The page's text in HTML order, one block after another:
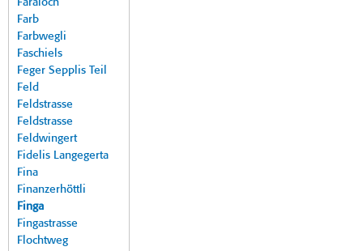
Faraloch
Farb
Farbwegli
Faschiels
Feger Sepplis Teil
Feld
Feldstrasse
Feldstrasse
Feldwingert
Fidelis Langegerta
Fina
Finanzerhöttli
Finga
Fingastrasse
Flochtweg